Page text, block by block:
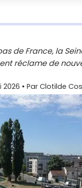
de France, la
réclame de
2026 • Par Clotilde